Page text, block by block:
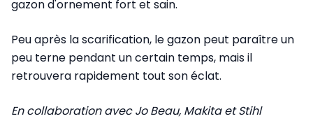
gazon d'ornement fort et sain.
Peu après la scarification, le gazon peut paraître un
peu terne pendant un certain temps, mais il
retrouvera rapidement tout son éclat.
En collaboration avec Jo Beau, Makita et Stihl